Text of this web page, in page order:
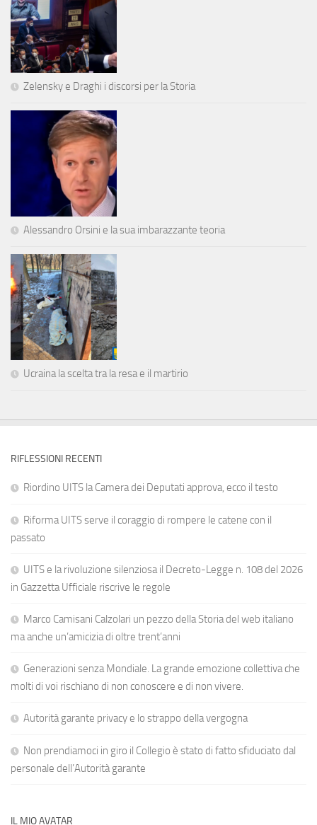
Zelensky e Draghi i discorsi per la Storia
Alessandro Orsini e la sua imbarazzante teoria
Ucraina la scelta tra la resa e il martirio
RIFLESSIONI RECENTI
Riordino UITS la Camera dei Deputati approva, ecco il testo
Riforma UITS serve il coraggio di rompere le catene con il
passato
UITS e la rivoluzione silenziosa il Decreto-Legge n. 108 del 2026
in Gazzetta Ufficiale riscrive le regole
Marco Camisani Calzolari un pezzo della Storia del web italiano
ma anche un’amicizia di oltre trent’anni
Generazioni senza Mondiale. La grande emozione collettiva che
molti di voi rischiano di non conoscere e di non vivere.
Autorità garante privacy e lo strappo della vergogna
Non prendiamoci in giro il Collegio è stato di fatto sfiduciato dal
personale dell’Autorità garante
IL MIO AVATAR